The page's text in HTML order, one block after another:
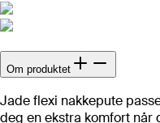
Om produktet
Jade flexi nakkepute
deg en ekstra komfort når